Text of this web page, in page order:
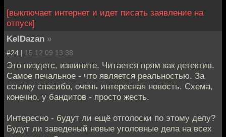
[выключает интернет и идет писать заявление на
отпуск]
KelDazan »
#24 | 15.12.09 13:38
Это пиздетс, извините. Читается прям как детектив.
Самое печальное - что является реальностью. За
ссылку спасибо, очень интересная новость. Схема,
конечно, у бандитов - просто жесть.
Интересно - будут ли ещё отголоски по этому делу?
Будут ли заведеный новые уголовные дела на всех